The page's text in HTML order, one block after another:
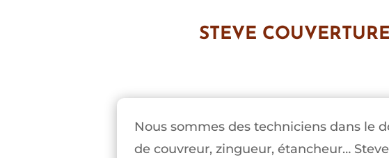
STEVE
Nous sommes des techniciens dans le
de couvreur, zingueur, étancheur…